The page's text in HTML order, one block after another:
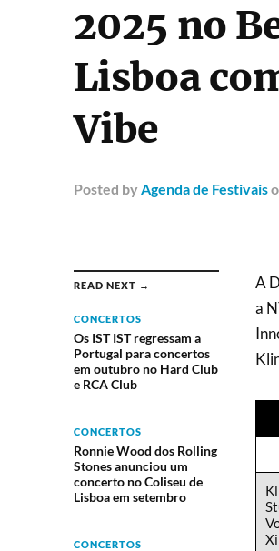
2025 no
Lisboa
Vibe
Posted by Agenda de Festivais
READ NEXT →
CONCERTOS
Os IST IST regressam a
Portugal para concertos
em outubro no Hard Club
e RCA Club
CONCERTOS
Ronnie Wood dos Rolling
Stones anunciou um
concerto no Coliseu de
Lisboa em setembro
CONCERTOS
A
a